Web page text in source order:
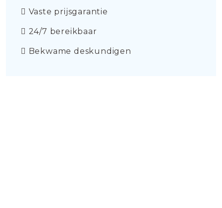
Vaste prijsgarantie
24/7 bereikbaar
Bekwame deskundigen